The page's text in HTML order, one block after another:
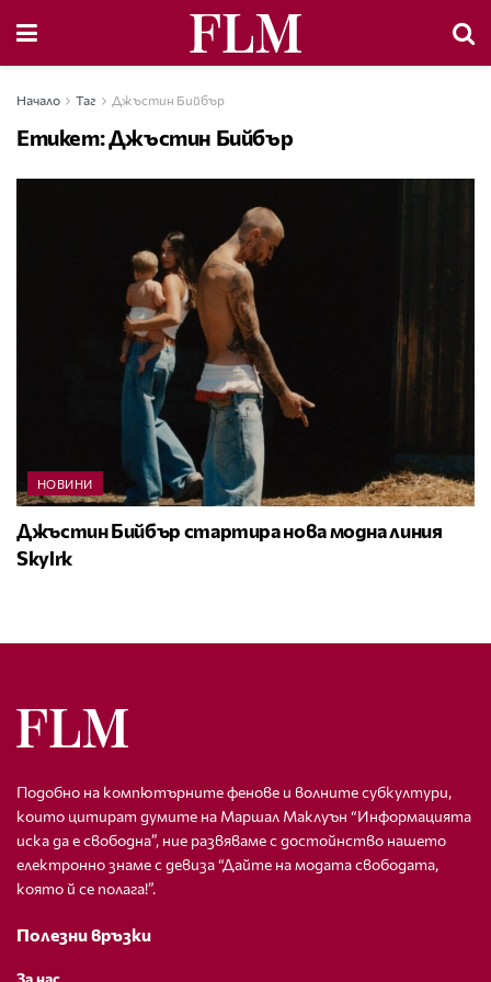
Начало Таг Джъстин Бийбър
Етикет:Джъстин Бийбър
НОВИНИ
Джъстин Бийбър стартира нова модна линия
Skylrk
Подобно на компютърните фенове и волните субкултури,
които цитират думите на Маршал Маклуън “Информацията
иска да е свободна”, ние развяваме с достойнство нашето
електронно знаме с девиза “Дайте на модата свободата,
която й се полага!”.
Полезни връзки
За нас